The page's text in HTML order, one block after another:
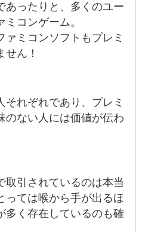
あったりと、多くのユー
コンゲーム。
ミコンソフトもプレミ
ん！
それぞれであり、プレミ
のない人には価値が伝わ
取引されているのは本当
っては喉から手が出るほ
多く存在しているのも確